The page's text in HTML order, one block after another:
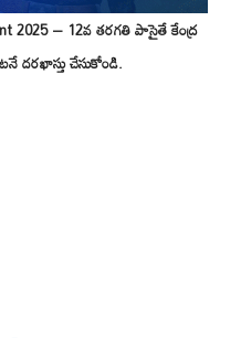
2025 – 12వ తరగతి పాసైతే కేంద్ర
దరఖాస్తు చేసుకోండి.